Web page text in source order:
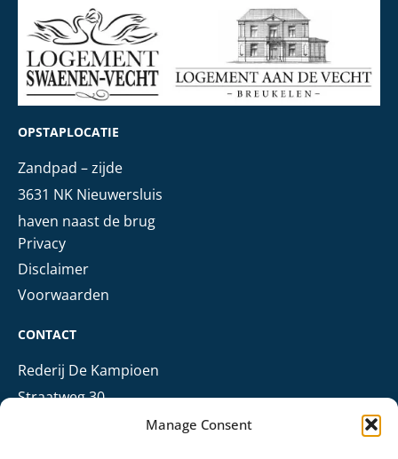
Manage Consent
OPSTAPLOCATIE
Zandpad – zijde
3631 NK Nieuwersluis
haven naast de brug
Privacy
Disclaimer
Voorwaarden
CONTACT
Rederij De Kampioen
Straatweg 30